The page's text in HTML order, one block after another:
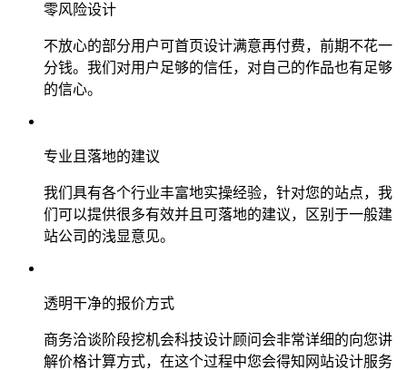
零风险设计
不放心的部分用户可首页设计满意再付费，前期不花一
分钱。我们对用户足够的信任，对自己的作品也有足够
的信心。
专业且落地的建议
我们具有各个行业丰富地实操经验，针对您的站点，我
们可以提供很多有效并且可落地的建议，区别于一般建
站公司的浅显意见。
透明干净的报价方式
商务洽谈阶段挖机会科技设计顾问会非常详细的向您讲
解价格计算方式，在这个过程中您会得知网站设计服务